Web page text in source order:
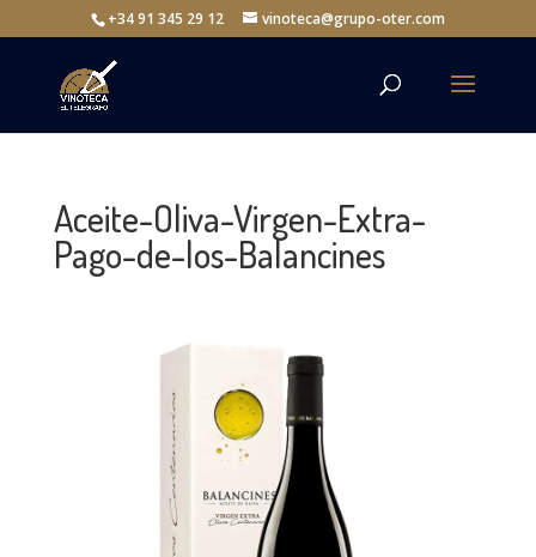
+34 91 345 29 12 vinoteca@grupo-oter.com
Aceite-Oliva-Virgen-Extra-
Pago-de-los-Balancines